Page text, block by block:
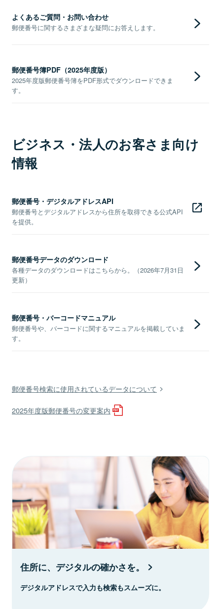
よくあるご質問・お問い合わせ
郵便番号に関するさまざまな疑問にお答えします。
郵便番号簿PDF（2025年度版）
2025年度版郵便番号簿をPDF形式でダウンロードできま
す。
ビジネス・法人のお客さま向け
情報
郵便番号・デジタルアドレスAPI
郵便番号とデジタルアドレスから住所を取得できる公式API
を提供。
郵便番号データのダウンロード
各種データのダウンロードはこちらから。（2026年7月31日
更新）
郵便番号・バーコードマニュアル
郵便番号や、バーコードに関するマニュアルを掲載していま
す。
郵便番号検索に使用されているデータについて
2025年度版郵便番号の変更案内
住所に、デジタルの確かさを。
デジタルアドレスで入力も検索もスムーズに。